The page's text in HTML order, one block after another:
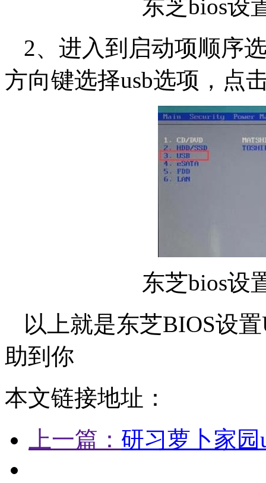
东芝bios设
2、进入到启动项顺序
方向键选择usb选项，点
东芝bios设
以上就是东芝BIOS设
助到你
本文链接地址：
上一篇： 研习萝卜家